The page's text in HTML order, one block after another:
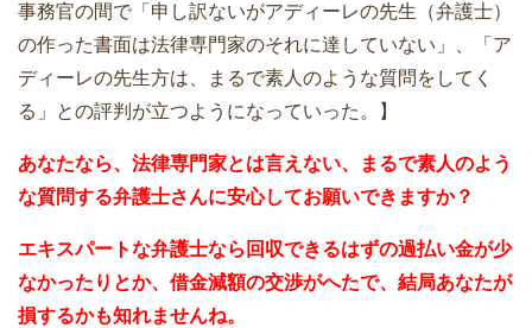
事務官の間で「申し訳ないがアディーレの先生（弁護士）
の作った書面は法律専門家のそれに達していない」、「ア
ディーレの先生方は、まるで素人のような質問をしてく
る」との評判が立つようになっていった。】
あなたなら、法律専門家とは言えない、まるで素人のよう
な質問する弁護士さんに安心してお願いできますか？
エキスパートな弁護士なら回収できるはずの過払い金が少
なかったりとか、借金減額の交渉がへたで、結局あなたが
損するかも知れませんね。